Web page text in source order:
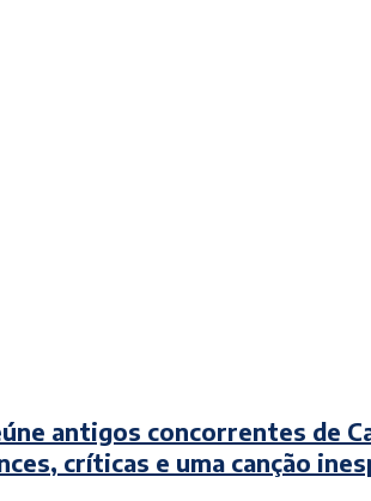
antigos concorrentes de
críticas e uma canção